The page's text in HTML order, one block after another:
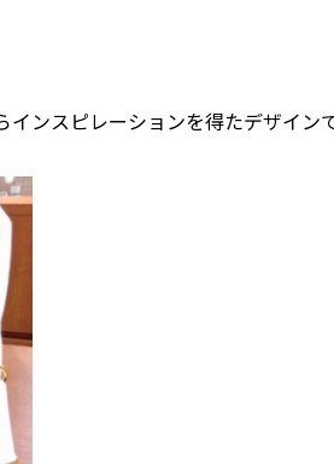
ンスピレーションを得たデザインで